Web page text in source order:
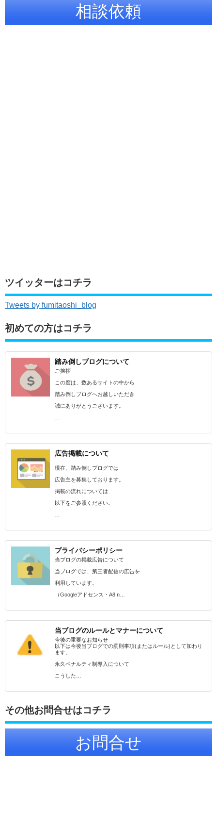
相談依頼
ツイッターはコチラ
Tweets by fumitaoshi_blog
初めての方はコチラ
踏み倒しブログについて
ご挨拶
この度は、数あるサイトの中から
踏み倒しブログへお越しいただき
誠にありがとうございます。
広告掲載について
現在、踏み倒しブログでは
広告主を募集しております。
掲載の流れについては
以下をご参照ください。
プライバシーポリシー
当ブログの掲載広告について
当ブログでは、第三者配信の広告を
利用しています。
（Googleアドセンス・A8.n…
当ブログのルールとマナーについて
今後の重要なお知らせ
以下は今後当ブログでの罰則事項(またはルール)として加わり
ます。
永久ペナルティ制導入について
こうした…
その他お問合せはコチラ
お問合せ